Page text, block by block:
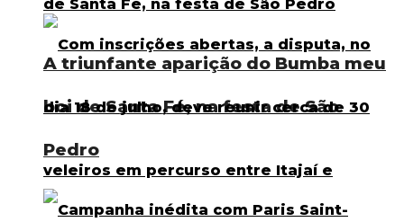
A triunfante aparição do Bumba meu
boi de Santa Fé, na festa de São
Pedro